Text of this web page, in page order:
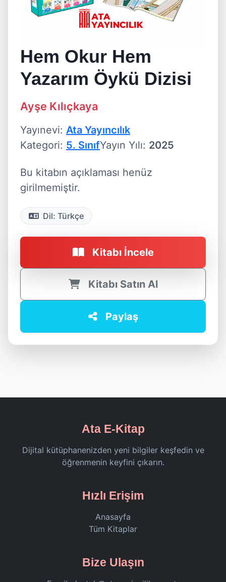
Hem Okur Hem
Yazarım Öykü Dizisi
Ayşe Kılıçkaya
Yayınevi: Ata Yayıncılık
Kategori: 5. SınıfYayın Yılı: 2025
Bu kitabın açıklaması henüz
girilmemiştir.
Dil: Türkçe
Kitabı İncele
Kitabı Satın Al
Paylaş
Ata E-Kitap
Dijital kütüphanenizden yeni bilgiler keşfedin ve
öğrenmenin keyfini çıkarın.
Hızlı Erişim
Anasayfa
Tüm Kitaplar
Bize Ulaşın